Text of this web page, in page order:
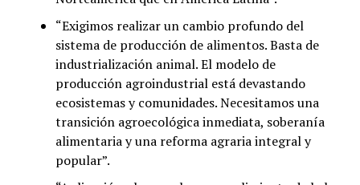
“Exigimos realizar un cambio profundo del
sistema de producción de alimentos. Basta de
industrialización animal. El modelo de
producción agroindustrial está devastando
ecosistemas y comunidades. Necesitamos una
transición agroecológica inmediata, soberanía
alimentaria y una reforma agraria integral y
popular”.